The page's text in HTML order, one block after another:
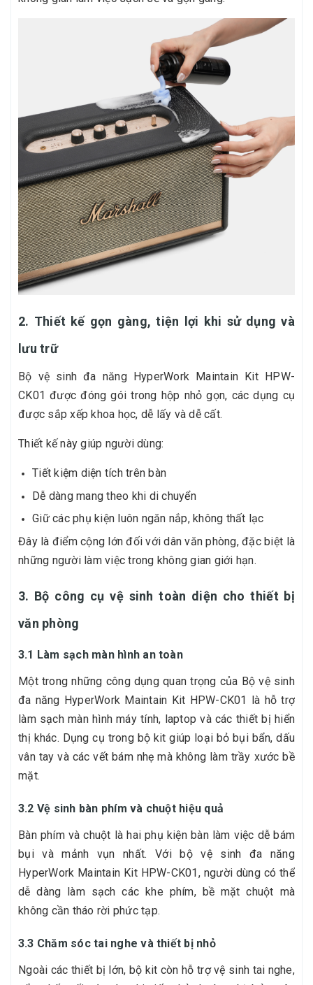
2. Thiết kế gọn gàng, tiện lợi khi sử dụng và
lưu trữ
Bộ vệ sinh đa năng HyperWork Maintain Kit HPW-
CK01 được đóng gói trong hộp nhỏ gọn, các dụng cụ
được sắp xếp khoa học, dễ lấy và dễ cất.
Thiết kế này giúp người dùng:
Tiết kiệm diện tích trên bàn
Dễ dàng mang theo khi di chuyển
Giữ các phụ kiện luôn ngăn nắp, không thất lạc
Đây là điểm cộng lớn đối với dân văn phòng, đặc biệt là
những người làm việc trong không gian giới hạn.
3. Bộ công cụ vệ sinh toàn diện cho thiết bị
văn phòng
3.1 Làm sạch màn hình an toàn
Một trong những công dụng quan trọng của Bộ vệ sinh
đa năng HyperWork Maintain Kit HPW-CK01 là hỗ trợ
làm sạch màn hình máy tính, laptop và các thiết bị hiển
thị khác. Dụng cụ trong bộ kit giúp loại bỏ bụi bẩn, dấu
vân tay và các vết bám nhẹ mà không làm trầy xước bề
mặt.
3.2 Vệ sinh bàn phím và chuột hiệu quả
Bàn phím và chuột là hai phụ kiện bàn làm việc dễ bám
bụi và mảnh vụn nhất. Với bộ vệ sinh đa năng
HyperWork Maintain Kit HPW-CK01, người dùng có thể
dễ dàng làm sạch các khe phím, bề mặt chuột mà
không cần tháo rời phức tạp.
3.3 Chăm sóc tai nghe và thiết bị nhỏ
Ngoài các thiết bị lớn, bộ kit còn hỗ trợ vệ sinh tai nghe,